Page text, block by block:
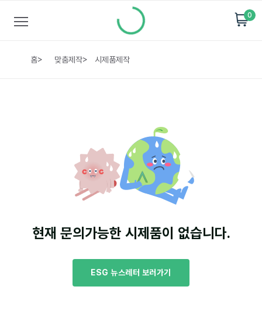
0
홈> 맞춤제작> 시제품제작
현재 문의가능한 시제품이 없습니다.
ESG 뉴스레터 보러가기